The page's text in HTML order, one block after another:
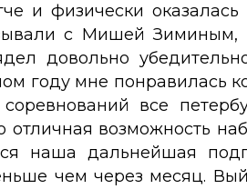
и физически
с Мишей Зиминым,
довольно
году мне понравилась
все
возможность
наша дальнейшая
чем через месяц.